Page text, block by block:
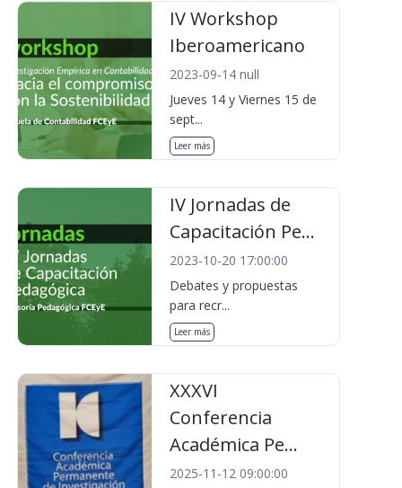
IV Workshop
Iberoamericano
2023-09-14 null
Jueves 14 y Viernes 15 de
sept...
Leer más
IV Jornadas de
Capacitación Pe...
2023-10-20 17:00:00
Debates y propuestas
para recr...
Leer más
XXXVI
Conferencia
Académica Pe...
2025-11-12 09:00:00